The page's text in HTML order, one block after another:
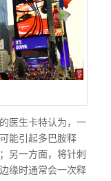
医生卡特认为，一
能引起多巴胺释
另一方面，将针刺
缘时通常会一次释